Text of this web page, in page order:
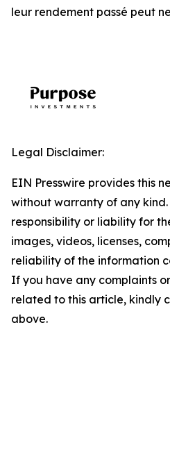
leur rendement passé peut
Legal Disclaimer:
EIN Presswire provides this
without warranty of any
responsibility or liability for
images, videos, licenses,
reliability of the information
If you have any complaints
related to this article, kindly
above.